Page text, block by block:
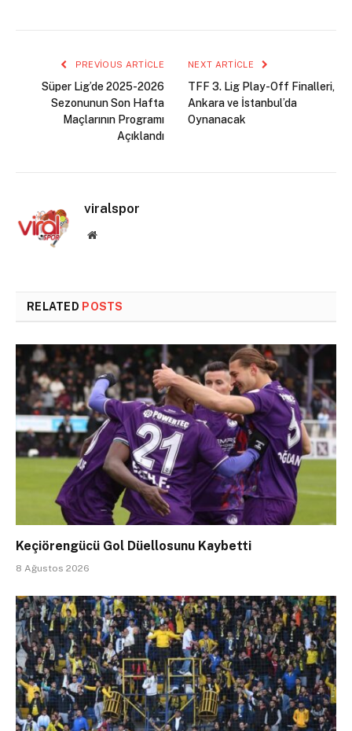
PREVIOUS ARTICLE
Süper Lig’de 2025-2026
Sezonunun Son Hafta
Maçlarının Programı
Açıklandı
NEXT ARTICLE
TFF 3. Lig Play-Off Finalleri,
Ankara ve İstanbul’da
Oynanacak
viralspor
Website
RELATED POSTS
Keçiörengücü Gol Düellosunu Kaybetti
8 Ağustos 2026